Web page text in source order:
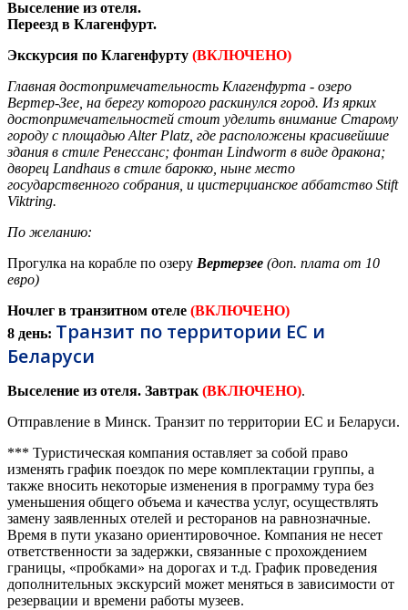
Выселение из отеля.
Переезд в Клагенфурт.
Экскурсия по Клагенфурту (ВКЛЮЧЕНО)
Главная достопримечательность Клагенфурта - озеро
Вертер-Зее , на берегу которого раскинулся город. Из ярких
достопримечательностей стоит уделить внимание Старому
городу с площадью Alter Platz, где расположены красивейшие
здания в стиле Ренессанс; фонтан Lindworm в виде дракона;
дворец Landhaus в стиле барокко, ныне место
государственного собрания, и цистерцианское аббатство Stift
Viktring.
По желанию:
Прогулка на корабле по озеру Вертерзее (доп. плата от 10
евро)
Ночлег в транзитном отеле (ВКЛЮЧЕНО)
8 день: Транзит по территории ЕС и
Беларуси
Выселение из отеля. Завтрак (ВКЛЮЧЕНО).
Отправление в Минск. Транзит по территории ЕС и Беларуси.
*** Туристическая компания оставляет за собой право
изменять график поездок по мере комплектации группы, а
также вносить некоторые изменения в программу тура без
уменьшения общего объема и качества услуг, осуществлять
замену заявленных отелей и ресторанов на равнозначные.
Время в пути указано ориентировочное. Компания не несет
ответственности за задержки, связанные с прохождением
границы, «пробками» на дорогах и т.д. График проведения
дополнительных экскурсий может меняться в зависимости от
резервации и времени работы музеев.